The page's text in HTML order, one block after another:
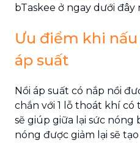
bTaskee ở ngay dưới đây
Ưu điểm khi
áp suất
Nồi áp suất có nắp nồi
chắn với 1 lỗ thoát khí
sẽ giúp giữa lại sức nóng
nóng được giảm lại sẽ